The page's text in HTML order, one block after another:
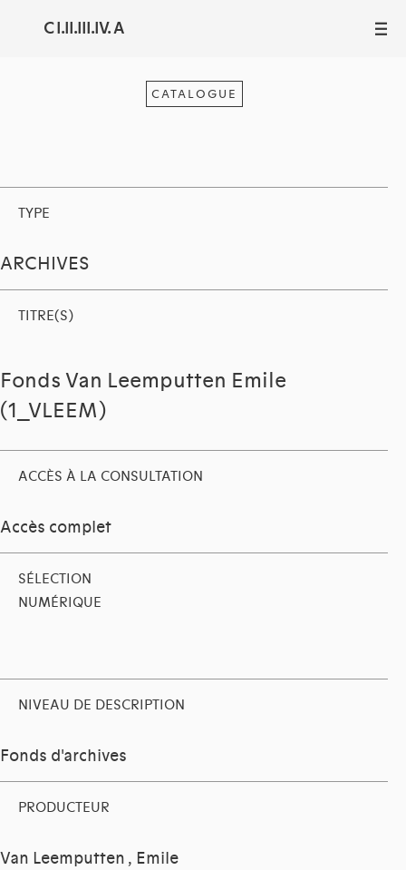
C I.II.III.IV. A III
CATALOGUE
TYPE
ARCHIVES
TITRE(S)
Fonds Van Leemputten Emile
(1_VLEEM)
ACCÈS À LA CONSULTATION
Accès complet
SÉLECTION
NUMÉRIQUE
NIVEAU DE DESCRIPTION
Fonds d'archives
PRODUCTEUR
Van Leemputten , Emile